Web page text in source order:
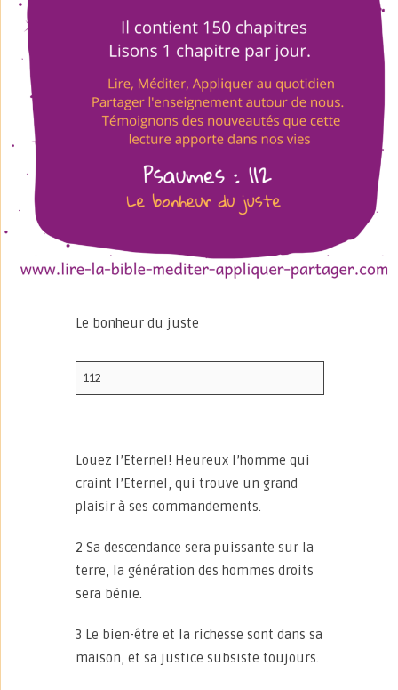
Le bonheur du juste
112
Louez l’Eternel! Heureux l’homme qui
craint l’Eternel, qui trouve un grand
plaisir à ses commandements.
2 Sa descendance sera puissante sur la
terre, la génération des hommes droits
sera bénie.
3 Le bien-être et la richesse sont dans sa
maison, et sa justice subsiste toujours.